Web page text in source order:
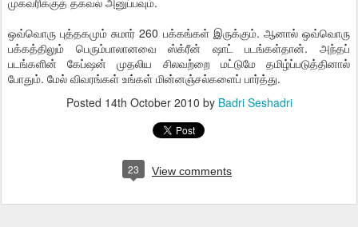
ஒவ்வொரு புத்தகமும் சுமார் 260 பக்கங்கள் இருக்கும். ஆனால் ஒவ்வொரு
பக்கத்திலும் பெரும்பாலானவை ஸ்க்ரீன் ஷாட் படங்கள்தான். அந்தப்
படங்களின் கேப்ஷன் முதலிய சிலவற்றை மட்டுமே தமிழ்ப்படுத்தினால்
போதும். மேல் விவரங்கள் உங்கள் மின்னஞ்சல்களைப் பார்த்து.
Posted 14th October 2010 by Badri Seshadri
23 View comments